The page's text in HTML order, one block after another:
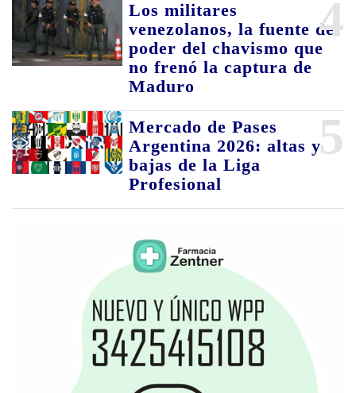
4
Los militares
venezolanos, la fuente de
poder del chavismo que
no frenó la captura de
Maduro
5
Mercado de Pases
Argentina 2026: altas y
bajas de la Liga
Profesional